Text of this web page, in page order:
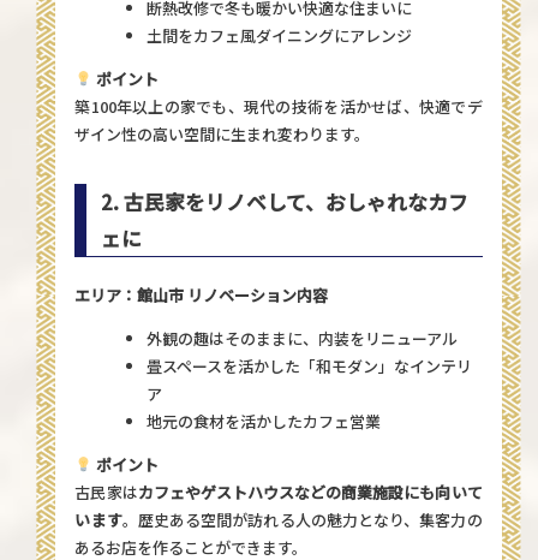
断熱改修で冬も暖かい快適な住まいに
土間をカフェ風ダイニングにアレンジ
ポイント
築100年以上の家でも、現代の技術を活かせば、快適でデ
ザイン性の高い空間に生まれ変わります。
2. 古民家をリノベして、おしゃれなカフ
ェに
エリア：館山市 リノベーション内容
外観の趣はそのままに、内装をリニューアル
畳スペースを活かした「和モダン」なインテリ
ア
地元の食材を活かしたカフェ営業
ポイント
古民家はカフェやゲストハウスなどの商業施設にも向いて
います。歴史ある空間が訪れる人の魅力となり、集客力の
あるお店を作ることができます。